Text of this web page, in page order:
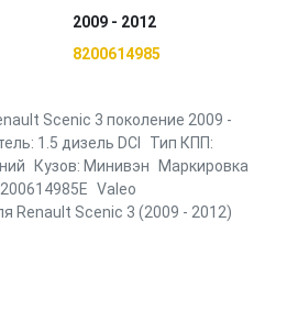
2009 - 2012
8200614985
Scenic 3 поколение 2009 -
1.5 дизель DCI Тип КПП:
Кузов: Минивэн Маркировка
Valeo
Renault Scenic 3 (2009 - 2012)